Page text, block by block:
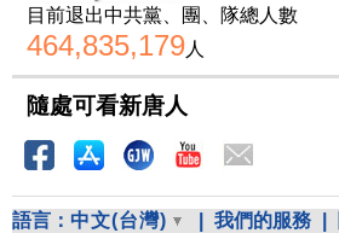
目前退出中共黨、團、隊總人數
464,835,179人
隨處可看新唐人
語言： 中文(台灣) 我們的服務